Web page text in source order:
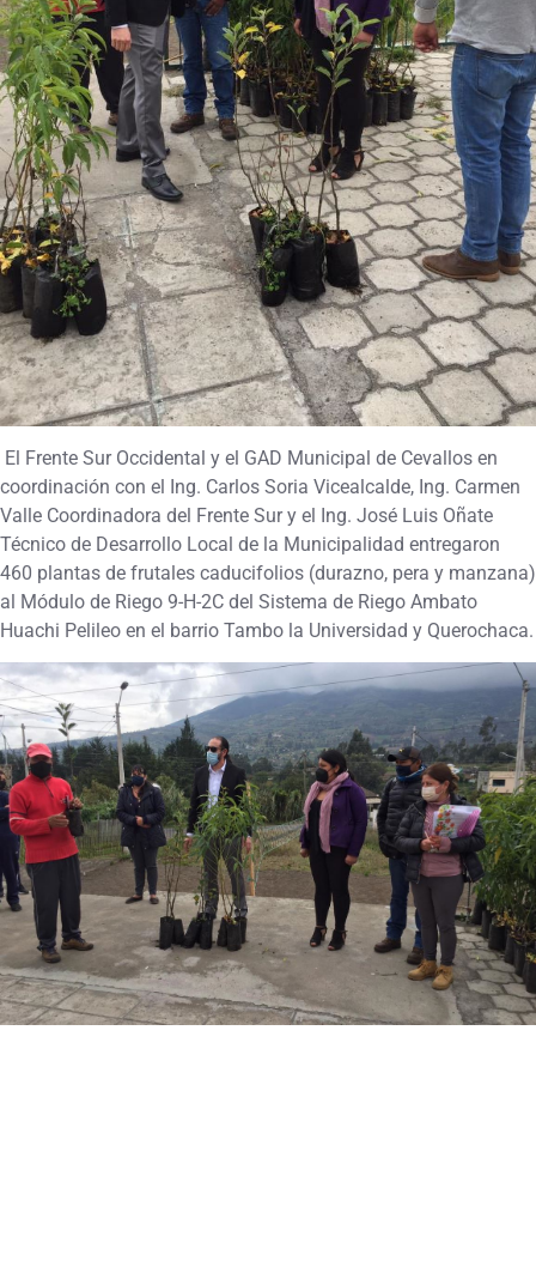
El Frente Sur Occidental y el GAD Municipal de Cevallos en
coordinación con el Ing. Carlos Soria Vicealcalde, Ing. Carmen
Valle Coordinadora del Frente Sur y el Ing. José Luis Oñate
Técnico de Desarrollo Local de la Municipalidad entregaron
460 plantas de frutales caducifolios (durazno, pera y manzana)
al Módulo de Riego 9-H-2C del Sistema de Riego Ambato
Huachi Pelileo en el barrio Tambo la Universidad y Querochaca.